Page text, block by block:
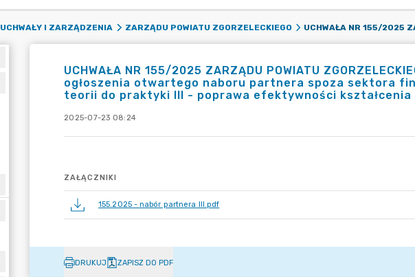
UCHWAŁY I ZARZĄDZENIA ZARZĄDU POWIATU ZGORZELECKIEGO
UCHWAŁA NR 155/2025 ZARZĄDU POWIATU
ogłoszenia otwartego naboru partnera spoza sektora
teorii do praktyki III - poprawa efektywności kształcenia
2025-07-23 08:24
ZAŁĄCZNIKI
155.2025 - nabór partnera III.pdf
DRUKUJ ZAPISZ DO PDF